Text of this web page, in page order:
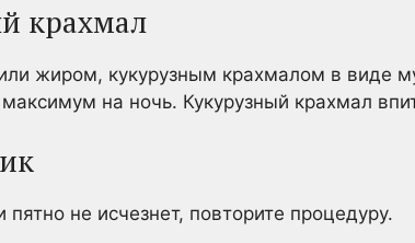
крахмал
жиром, кукурузным крахмалом в виде
на ночь. Кукурузный крахмал
не исчезнет, повторите процедуру.